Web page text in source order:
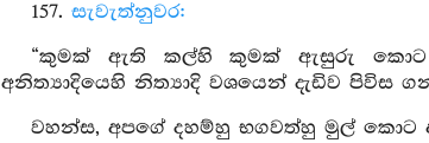
157. සැවැත්නුවර:
“කුමක් ඇති කල්හි කුමක් ඇසුරු කොට
අනිත්‍යාදියෙහි නිත්‍යාදි වශයෙන් දැඩිව පිවිස
වහන්ස, අපගේ දහම්හු භගවත්හු මුල් කොට